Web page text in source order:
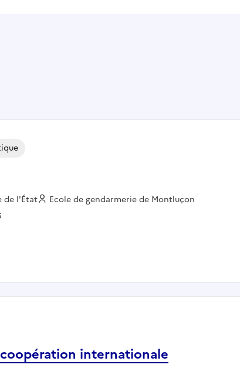
:de l'État Employeur :
Ecole de gendarmerie de Montluçon
/ Cuisinier
internationale